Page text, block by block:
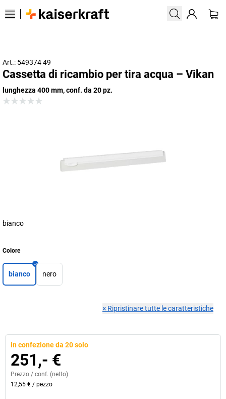
Art.: 549374 49
Cassetta di ricambio per tira acqua – Vikan
lunghezza 400 mm, conf. da 20 pz.
bianco
Colore
bianco nero
× Ripristinare tutte le caratteristiche
in confezione da 20 solo
251,- €
Prezzo / conf. (netto)
12,55 € / pezzo